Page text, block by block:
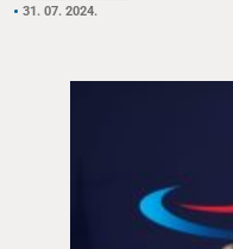
31. 07. 2024.